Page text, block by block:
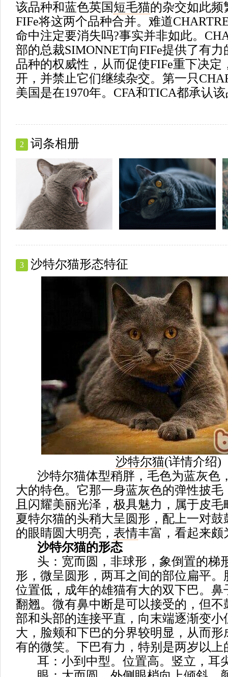
该品种和蓝色英国短毛猫的杂交如此频
FIFe将这两个品种合并。难道
命中注定要消失吗?事实并非如此。
部的总裁SIMONNET向FIFe提供了有
品种的权威性，从而促使FIFe重下决定
开，并禁止它们继续杂交。第一只
美国是在1970年。CFA和TICA都承认
2 词条相册
3 沙特尔猫形态特征
沙特尔猫(详情介绍)
沙特尔猫体型稍胖，毛色为蓝灰色
大的特色。它那一身蓝灰色的弹性披
且闪耀美丽光泽，极具魅力，属于皮
夏特尔猫的头稍大呈圆形，配上一对
的眼睛圆大明亮， 表情丰富，看起来颇
沙特尔猫的形态
头：宽而圆，非球形，象倒置的梯
形，微呈圆形，两耳之间的部位扁平
位置低，成年的雄猫有大的双下巴。鼻
翻翘。微有鼻中断是可以接受的，但不
部和头部的连接平直，向末端逐渐变小
大，脸颊和下巴的分界较明显，从而
有的微笑。下巴有力，特别是两岁以上
耳：小到中型。位置高。竖立，耳